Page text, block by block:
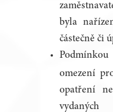
byla
částečně či
omezení
opatření